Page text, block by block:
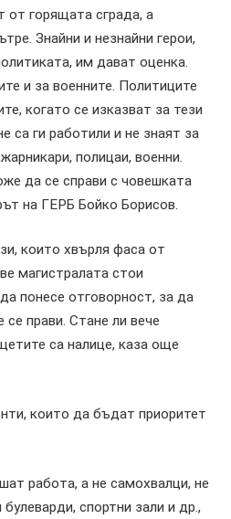
от горящата сграда, а
Знайни и незнайни герои,
им дават оценка.
и за военните. Политиците
когато се изказват за тези
са ги работили и не знаят за
полицаи, военни.
да се справи с човешката
на ГЕРБ Бойко Борисов.
които хвърля фаса от
магистралата стои
понесе отговорност, за да
се прави. Стане ли вече
са налице, каза още
които да бъдат приоритет
работа, а не самохвалци, не
булеварди, спортни зали и др.,